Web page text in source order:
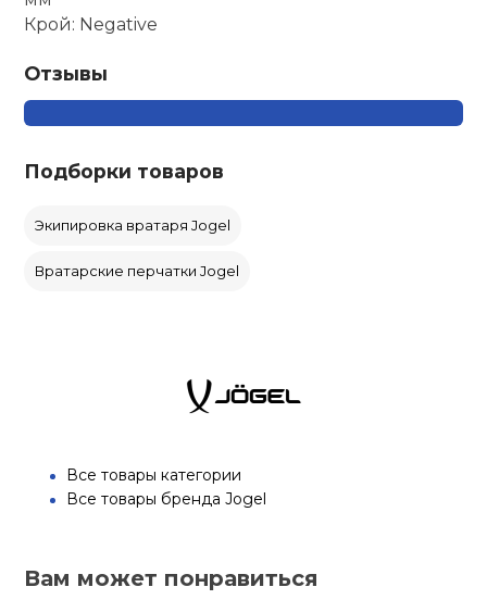
Крой: Negative
Отзывы
Подборки товаров
Экипировка вратаря Jogel
Вратарские перчатки Jogel
Все товары категории
Все товары бренда Jogel
Вам может понравиться